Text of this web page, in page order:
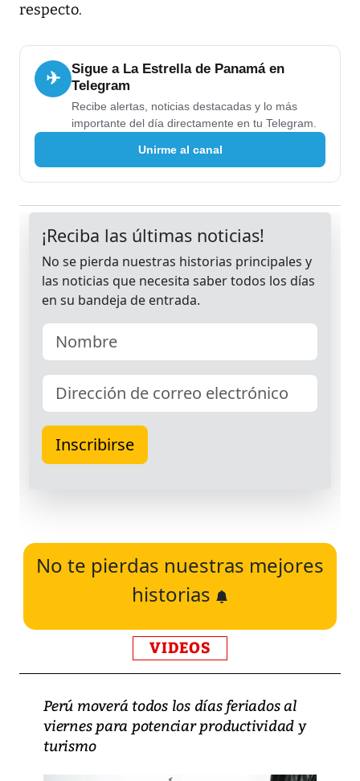
respecto.
✈
Sigue a La Estrella de Panamá en
Telegram
Recibe alertas, noticias destacadas y lo más
importante del día directamente en tu Telegram.
Unirme al canal
No te pierdas nuestras mejores
historias
VIDEOS
Perú moverá todos los días feriados al
viernes para potenciar productividad y
turismo